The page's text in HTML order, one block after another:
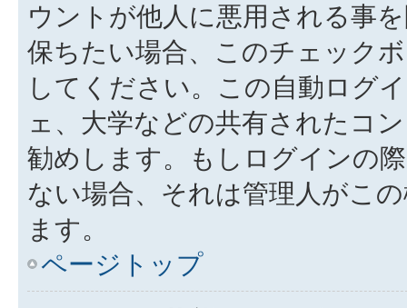
ウントが他人に悪用される事
保ちたい場合、このチェック
してください。この自動ログ
ェ、大学などの共有されたコ
勧めします。もしログインの
ない場合、それは管理人がこ
ます。
ページトップ